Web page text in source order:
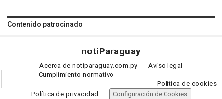
Contenido patrocinado
notiParaguay
Acerca de notiparaguay.com.py
Aviso legal
Cumplimiento normativo
Política de cookies
Política de privacidad
Configuración de Cookies